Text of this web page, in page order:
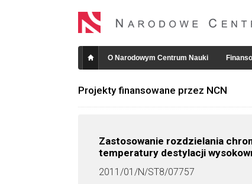
O Narodowym Centrum Nauki
Projekty finansowane przez NCN
Zastosowanie rozdzielania
temperatury destylacji
2011/01/N/ST8/07757